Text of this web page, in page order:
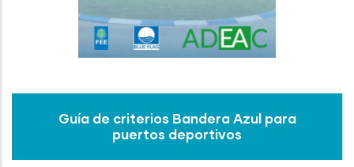
Guía de criterios Bandera Azul para
puertos deportivos